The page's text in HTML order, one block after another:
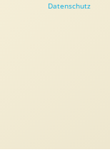
Datenschutz